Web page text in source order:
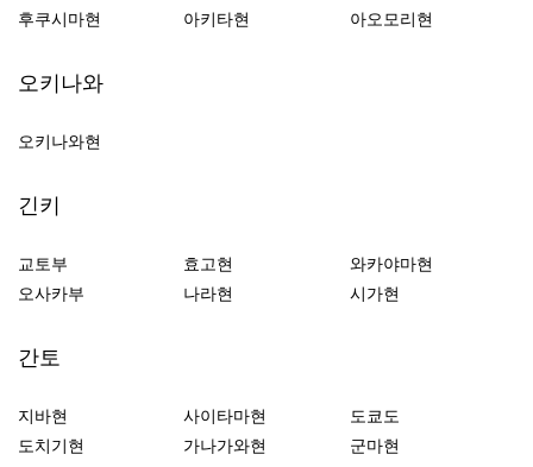
후쿠시마현
아키타현 아오모리현
오키나와
오키나와현
긴키
교토부 효고현
와카야마현
오사카부
나라현 시가현
간토
지바현 사이타마현
도쿄도
도치기현
가나가와현
군마현